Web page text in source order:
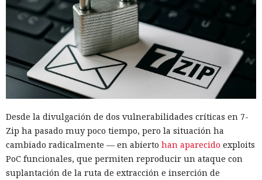
Desde la divulgación de dos vulnerabilidades críticas en 7-
Zip ha pasado muy poco tiempo, pero la situación ha
cambiado radicalmente — en abierto han aparecido exploits
PoC funcionales, que permiten reproducir un ataque con
suplantación de la ruta de extracción e inserción de